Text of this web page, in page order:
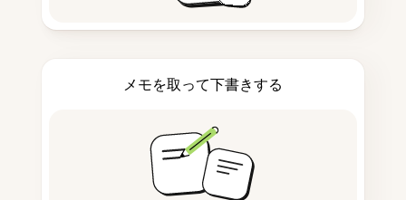
メモを取って下書きする